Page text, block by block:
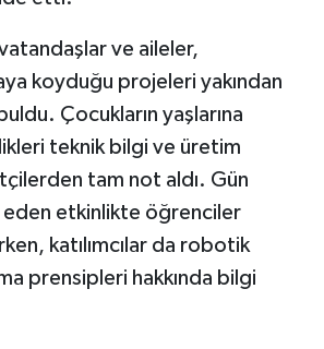
ve aileler,
koyduğu projeleri yakından
Çocukların yaşlarına
teknik bilgi ve üretim
tam not aldı. Gün
eden etkinlikte öğrenciler
katılımcılar da robotik
prensipleri hakkında bilgi